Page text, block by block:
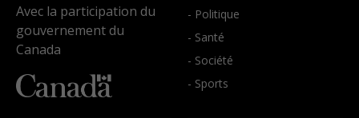
Avec la participation du
gouvernement du
Canada
- Politique
- Santé
- Société
- Sports